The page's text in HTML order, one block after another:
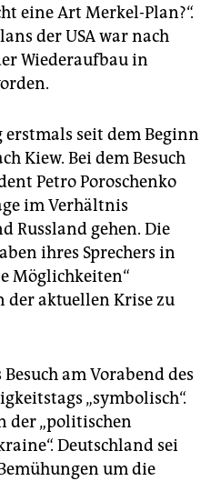
eine Art Merkel-Plan?“.
der USA war nach
Wiederaufbau in
seit dem Beginn
Kiew. Bei dem Besuch
Petro Poroschenko
im Verhältnis
Russland gehen. Die
ihres Sprechers in
Möglichkeiten“
der aktuellen Krise zu
am Vorabend des
„symbolisch“.
der „politischen
Deutschland sei
um die